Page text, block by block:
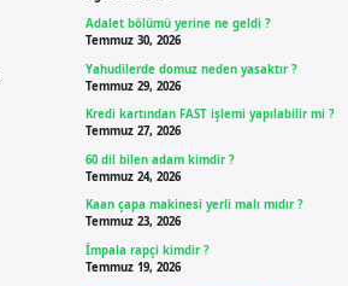
Adalet bölümü yerine ne geldi ?
Temmuz 30, 2026
Yahudilerde domuz neden yasaktır ?
Temmuz 29, 2026
Kredi kartından FAST işlemi yapılabilir mi ?
Temmuz 27, 2026
60 dil bilen adam kimdir ?
Temmuz 24, 2026
Kaan çapa makinesi yerli malı mıdır ?
Temmuz 23, 2026
İmpala rapçi kimdir ?
Temmuz 19, 2026